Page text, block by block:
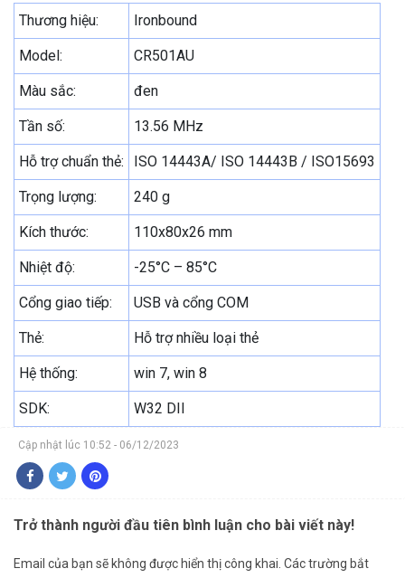
Thương hiệu:
Ironbound
Model: CR501AU
Màu sắc: đen
Tần số: 13.56 MHz
Hỗ trợ chuẩn thẻ: ISO 14443A/ ISO 14443B / ISO15693
Trọng lượng: 240 g
Kích thước: 110x80x26 mm
Nhiệt độ: -25°C – 85°C
Cổng giao tiếp: USB và cổng COM
Thẻ: Hỗ trợ nhiều loại thẻ
Hệ thống: win 7, win 8
SDK: W32 DII
Cập nhật lúc 10:52 - 06/12/2023
Trở thành người đầu tiên bình luận cho bài viết này!
Email của bạn sẽ không được hiển thị công khai. Các trường bắt